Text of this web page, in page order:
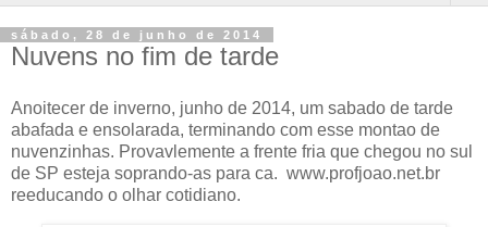
sábado, 28 de junho de 2014
Nuvens no fim de tarde
Anoitecer de inverno, junho de 2014, um sabado de tarde
abafada e ensolarada, terminando com esse montao de
nuvenzinhas. Provavlemente a frente fria que chegou no sul
de SP esteja soprando-as para ca. www.profjoao.net.br
reeducando o olhar cotidiano.